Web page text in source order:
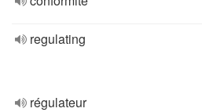
regulating
régulateur